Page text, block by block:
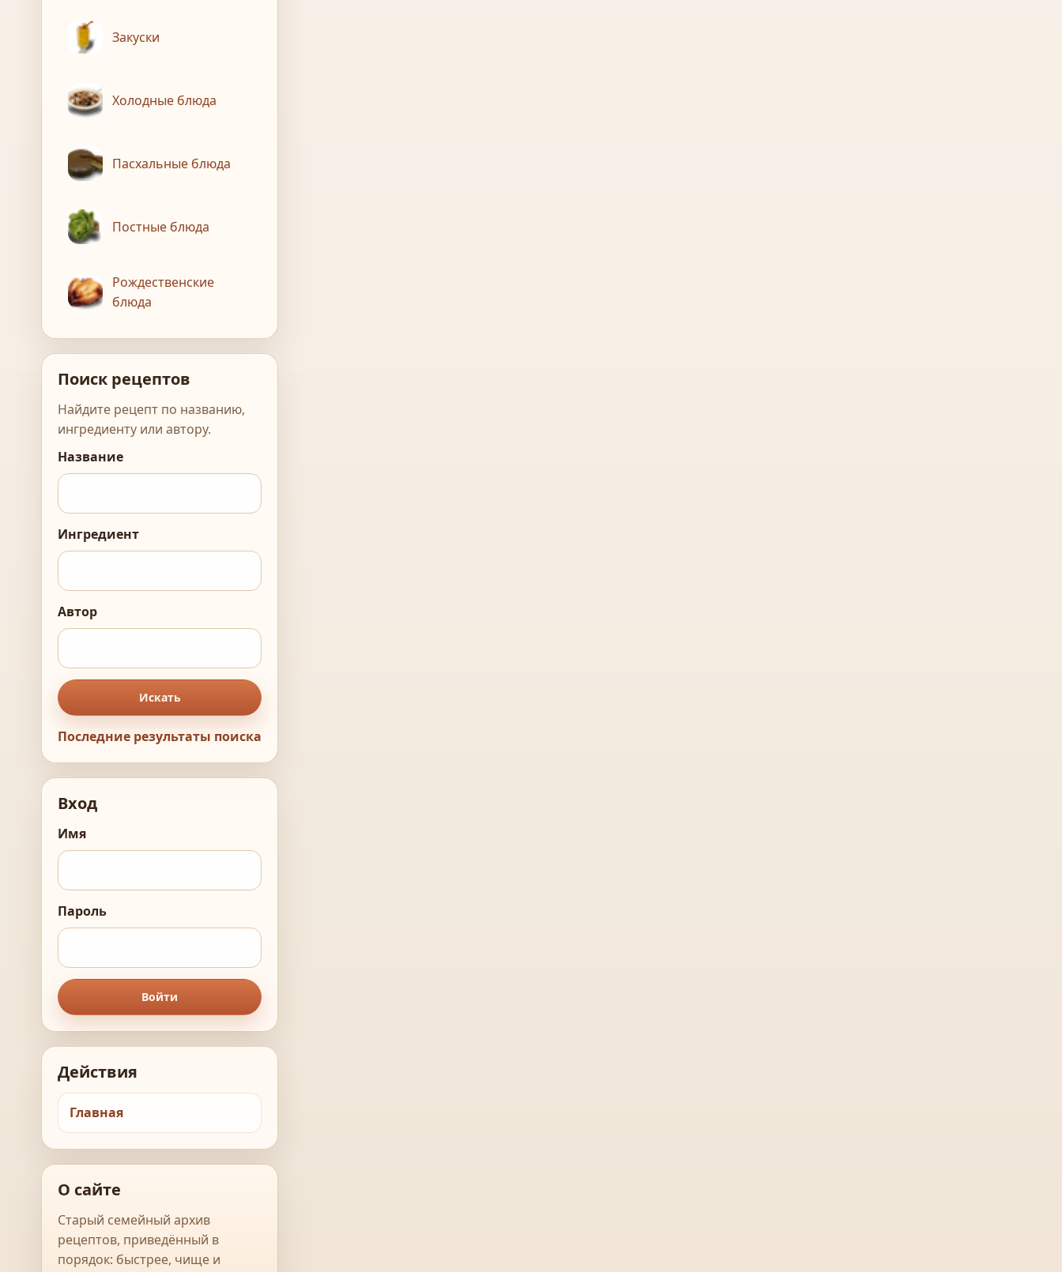
Закуски
Холодные блюда
Пасхальные блюда
Постные блюда
Рождественские
блюда
Поиск рецептов
Найдите рецепт по названию,
ингредиенту или автору.
Название
Ингредиент
Автор
Искать
Последние результаты поиска
Вход
Имя
Пароль
Войти
Действия
Главная
О сайте
Старый семейный архив
рецептов, приведённый в
порядок: быстрее, чище и